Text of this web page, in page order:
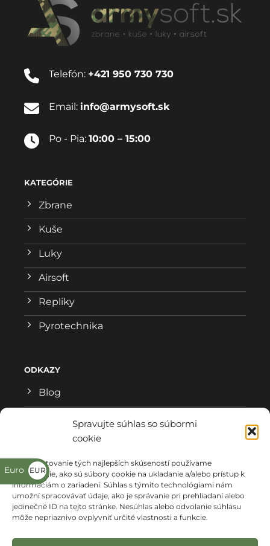
Spravujte súhlas so súbormi
cookie
Na poskytovanie tých najlepších skúseností používame
technológie, ako sú súbory cookie na ukladanie a/alebo prístup k
informáciám o zariadení. Súhlas s týmito technológiami nám
umožní spracovávať údaje, ako je správanie pri prehliadaní alebo
jedinečné ID na tejto stránke. Nesúhlas alebo odvolanie súhlasu
môže nepriaznivo ovplyvniť určité vlastnosti a funkcie.
Telefón: +421 950 730 730
Email: info@armysoft.sk
Po - Pia: 10:00 – 15:00
KATEGÓRIE
Zbrane
Kuše
Luky
Airsoft
Repliky
Pyrotechnika
ODKAZY
Blog
Reklamačný formulár
Ochrana osobných údajov
Kde nás nájdete
Euro
EUR
€